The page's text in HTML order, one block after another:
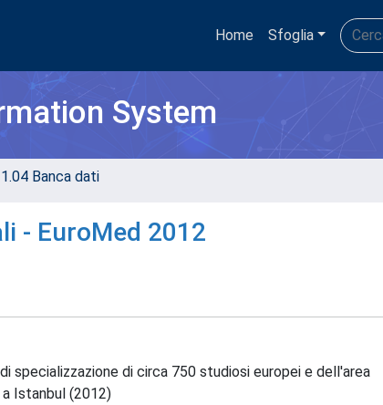
Home Sfoglia
System
Banca dati
- EuroMed 2012
specializzazione di circa 750 studiosi europei e dell'area
Istanbul (2012)